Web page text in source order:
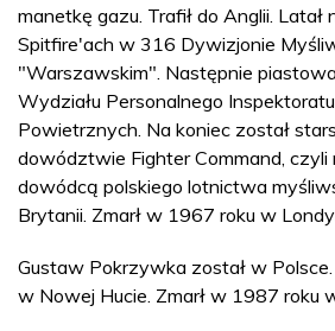
manetkę gazu. Trafił do Anglii. Latał
Spitfire'ach w 316 Dywizjonie
"Warszawskim". Następnie
Wydziału Personalnego
Powietrznych. Na koniec został
dowództwie Fighter Command, czyli
dowódcą polskiego lotnictwa
Brytanii. Zmarł w 1967 roku w
Gustaw Pokrzywka został w
w Nowej Hucie. Zmarł w 1987 roku